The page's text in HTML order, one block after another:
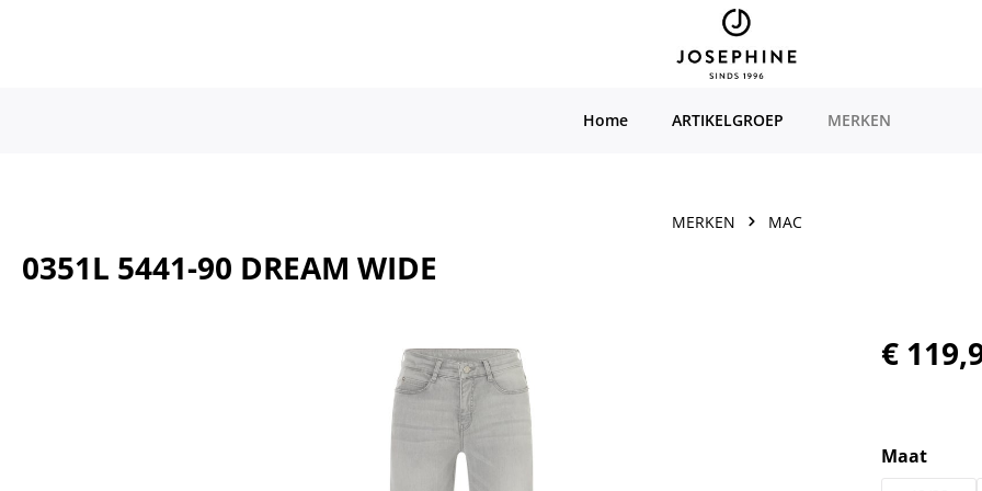
Home ARTIKELGROEP MERKEN
MERKEN MAC
0351L 5441-90 DREAM WIDE
Normale prijs:
€
Selecteer
Maat